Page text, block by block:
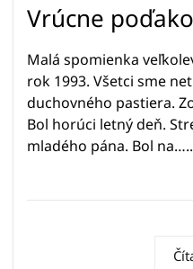
Vrúcne
Malá spomienka
rok 1993. Všetci sme
duchovného pastiera.
Bol horúci letný deň.
mladého pána. Bol